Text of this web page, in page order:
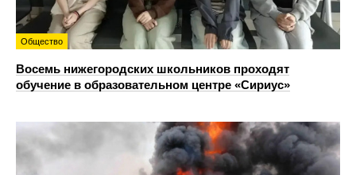
Общество
Восемь нижегородских школьников проходят
обучение в образовательном центре «Сириус»